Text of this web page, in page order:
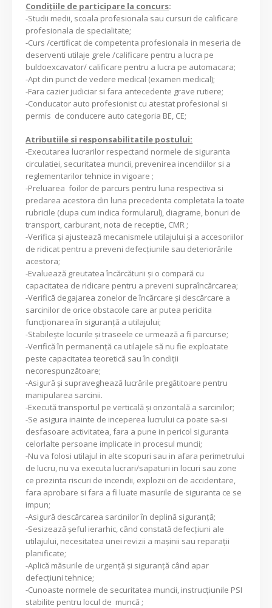
Condiţiile de participare la concurs:
-Studii medii, scoala profesionala sau cursuri de calificare
profesionala de specialitate;
-Curs /certificat de competenta profesionala in meseria de
deserventi utilaje grele /calificare pentru a lucra pe
buldoexcavator/ calificare pentru a lucra pe automacara;
-Apt din punct de vedere medical (examen medical);
-Fara cazier judiciar si fara antecedente grave rutiere;
-Conducator auto profesionist cu atestat profesional si
permis de conducere auto categoria BE, CE;
Atributiile si responsabilitatile postului:
-Executarea lucrarilor respectand normele de siguranta
circulatiei, securitatea muncii, prevenirea incendiilor si a
reglementarilor tehnice in vigoare ;
-Preluarea foilor de parcurs pentru luna respectiva si
predarea acestora din luna precedenta completata la toate
rubricile (dupa cum indica formularul), diagrame, bonuri de
transport, carburant, nota de receptie, CMR ;
-Verifica şi ajustează mecanismele utilajului şi a accesoriilor
de ridicat pentru a preveni defecţiunile sau deteriorările
acestora;
-Evaluează greutatea încărcăturii şi o compară cu
capacitatea de ridicare pentru a preveni supraîncărcarea;
-Verifică degajarea zonelor de încărcare şi descărcare a
sarcinilor de orice obstacole care ar putea periclita
funcţionarea în siguranţă a utilajului;
-Stabileşte locurile şi traseele ce urmează a fi parcurse;
-Verifică în permanenţă ca utilajele să nu fie exploatate
peste capacitatea teoretică sau în condiţii
necorespunzătoare;
-Asigură şi supraveghează lucrările pregătitoare pentru
manipularea sarcinii.
-Execută transportul pe verticală şi orizontală a sarcinilor;
-Se asigura inainte de inceperea lucrului ca poate sa-si
desfasoare activitatea, fara a pune in pericol siguranta
celorlalte persoane implicate in procesul muncii;
-Nu va folosi utilajul in alte scopuri sau in afara perimetrului
de lucru, nu va executa lucrari/sapaturi in locuri sau zone
ce prezinta riscuri de incendii, explozii ori de accidentare,
fara aprobare si fara a fi luate masurile de siguranta ce se
impun;
-Asigură descărcarea sarcinilor în deplină siguranţă;
-Sesizează şeful ierarhic, când constată defecţiuni ale
utilajului, necesitatea unei revizii a maşinii sau reparaţii
planificate;
-Aplică măsurile de urgenţă şi siguranţă când apar
defecţiuni tehnice;
-Cunoaste normele de securitatea muncii, instrucţiunile PSI
stabilite pentru locul de muncă ;